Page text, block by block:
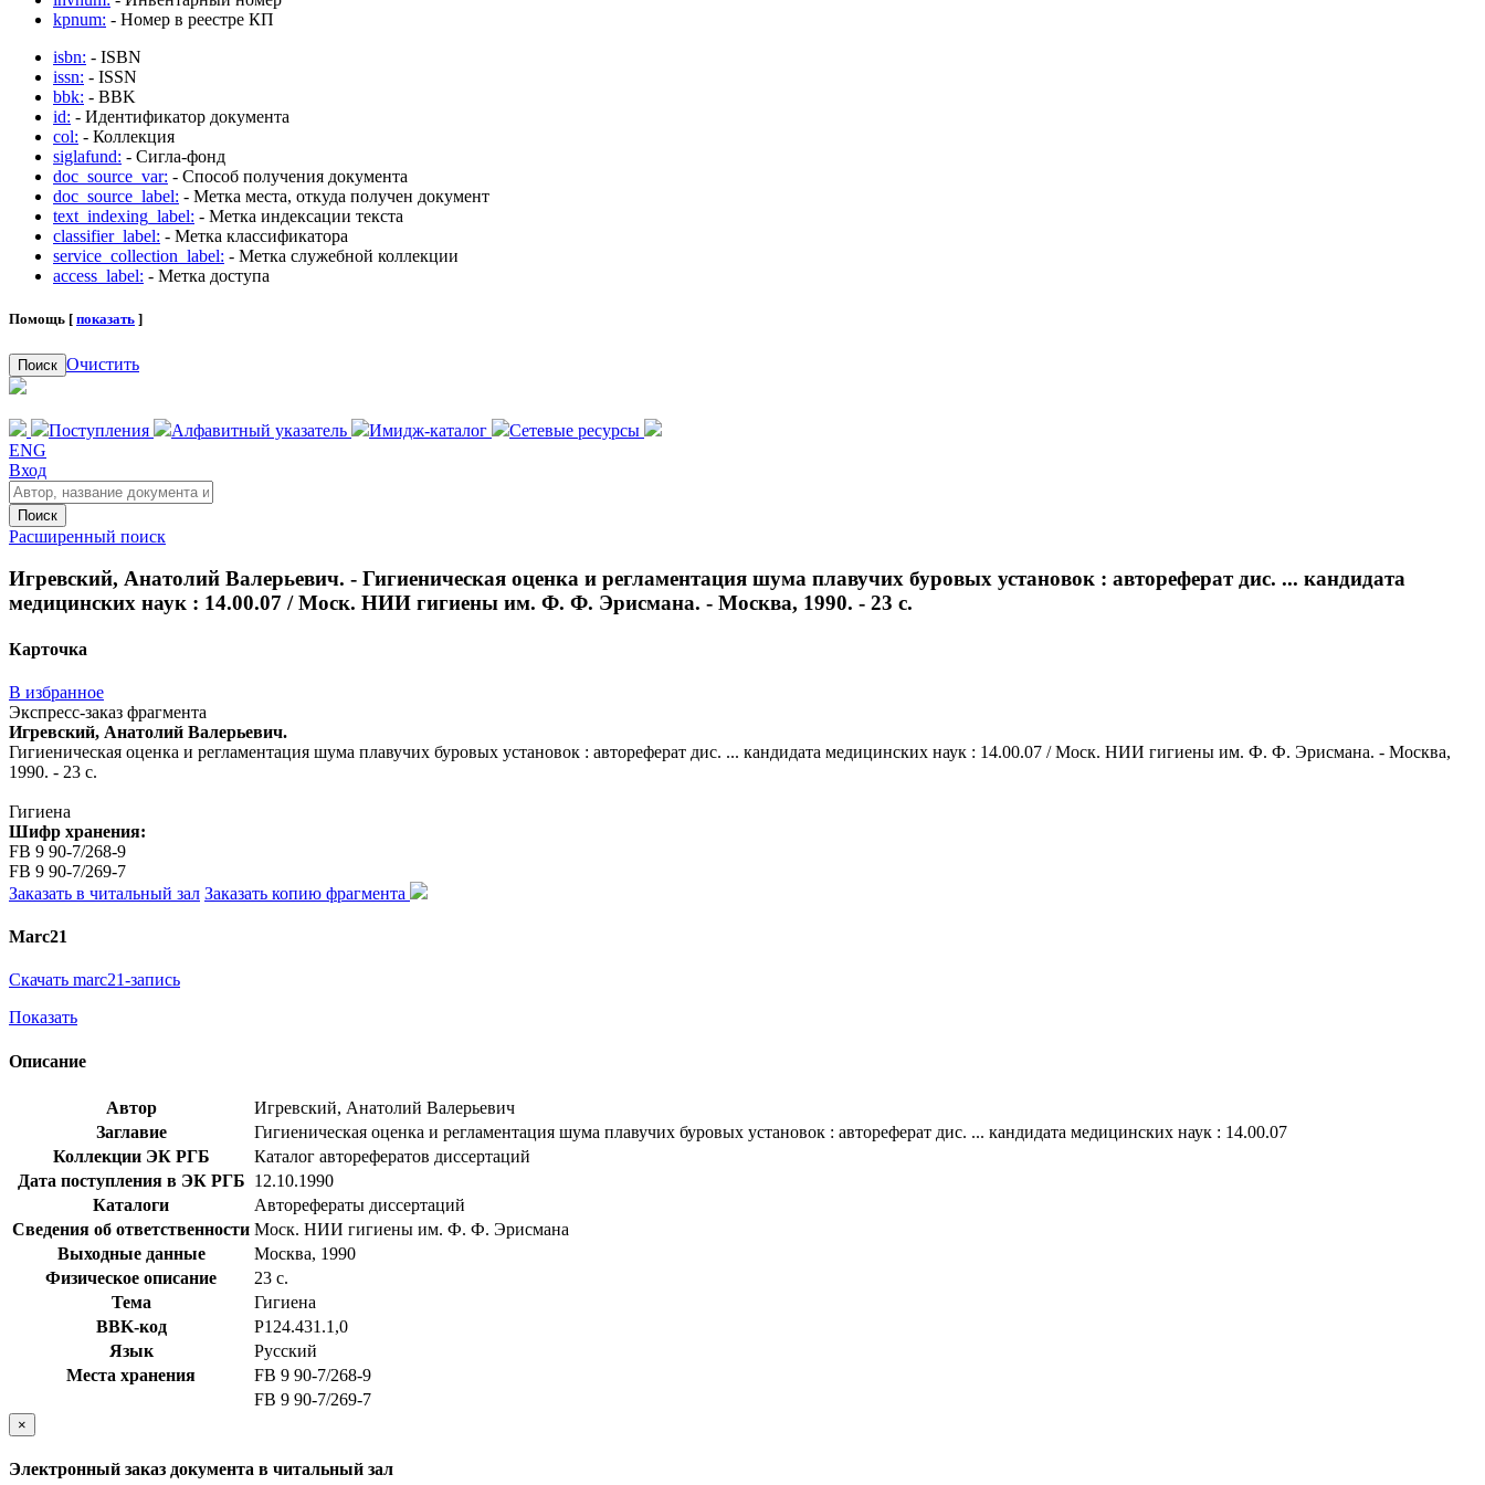
kpnum: - Номер в реестре КП
isbn: - ISBN
issn: - ISSN
bbk: - BBK
id: - Идентификатор документа
col: - Коллекция
siglafund: - Сигла-фонд
doc_source_var: - Способ получения документа
doc_source_label: - Метка места, откуда получен документ
text_indexing_label: - Метка индексации текста
classifier_label: - Метка классификатора
service_collection_label: - Метка служебной коллекции
access_label: - Метка доступа
Помощь [ показать ]
Поиск Очистить
Поступления Алфавитный указатель Имидж-каталог
Сетевые ресурсы
ENG
Вход
Поиск
Расширенный поиск
Игревский, Анатолий Валерьевич. - Гигиеническая оценка и регламентация шума плавучих буровых установок : автореферат дис. ... кандидата
медицинских наук : 14.00.07 / Моск. НИИ гигиены им. Ф. Ф. Эрисмана. - Москва, 1990. - 23 с.
Карточка
В избранное
Экспресс-заказ фрагмента
Игревский, Анатолий Валерьевич.
Гигиеническая оценка и регламентация шума плавучих буровых установок : автореферат дис. ... кандидата медицинских наук : 14.00.07 / Моск. НИИ гигиены им. Ф. Ф. Эрисмана. - Москва,
1990. - 23 с.
Гигиена
Шифр хранения:
FB 9 90-7/268-9
FB 9 90-7/269-7
Заказать в читальный зал Заказать копию фрагмента
Marc21
Скачать marc21-запись
Показать
Описание
Автор
Игревский, Анатолий Валерьевич
Заглавие
Гигиеническая оценка и регламентация шума плавучих буровых установок : автореферат дис. ... кандидата медицинских наук : 14.00.07
Коллекции ЭК РГБ
Каталог авторефератов диссертаций
Дата поступления в ЭК РГБ 12.10.1990
Каталоги
Авторефераты диссертаций
Сведения об ответственности Моск. НИИ гигиены им. Ф. Ф. Эрисмана
Выходные данные
Москва, 1990
Физическое описание
23 с.
Тема
Гигиена
BBK-код
Р124.431.1,0
Язык
Русский
Места хранения
FB 9 90-7/268-9
FB 9 90-7/269-7
×
Электронный заказ документа в читальный зал